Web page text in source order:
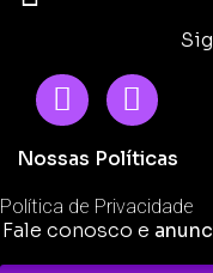
Nossas Políticas
Política de Privacidade
Fale conosco e